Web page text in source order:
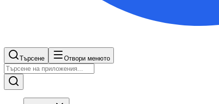
Търсене Отвори менюто